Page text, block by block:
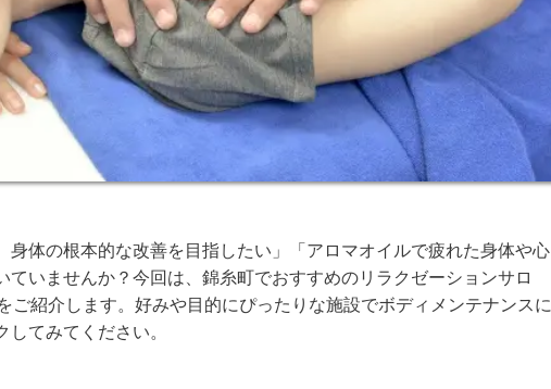
身体の根本的な改善を目指したい」「アロマオイルで疲れた身体や心
ていませんか？今回は、錦糸町でおすすめのリラクゼーションサロ
ご紹介します。好みや目的にぴったりな施設でボディメンテナンスに
てみてください。